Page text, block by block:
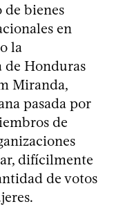
bienes
en
la
de Honduras
Miranda,
pasada por
de
difícilmente
de votos